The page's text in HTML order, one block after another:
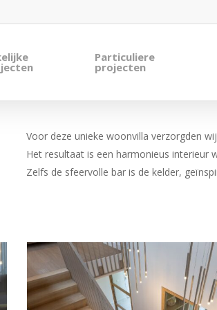
Particuliere
projecten
Voor deze unieke woonvilla verzorgden
Het resultaat is een harmonieus interieur
Zelfs de sfeervolle bar is de kelder,